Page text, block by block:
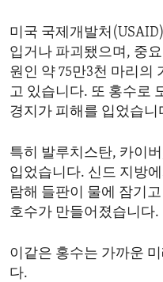
미국 국제개발처
입거나 파괴됐으며, 중
원인 약 75만3천 마리의
고 있습니다. 또 홍수로
경지가 피해를 입었습니
특히 발루치스탄, 카이
입었습니다. 신드 지방
람해 들판이 물에 잠기
호수가 만들어졌습니다.
이같은 홍수는 가까운
다.